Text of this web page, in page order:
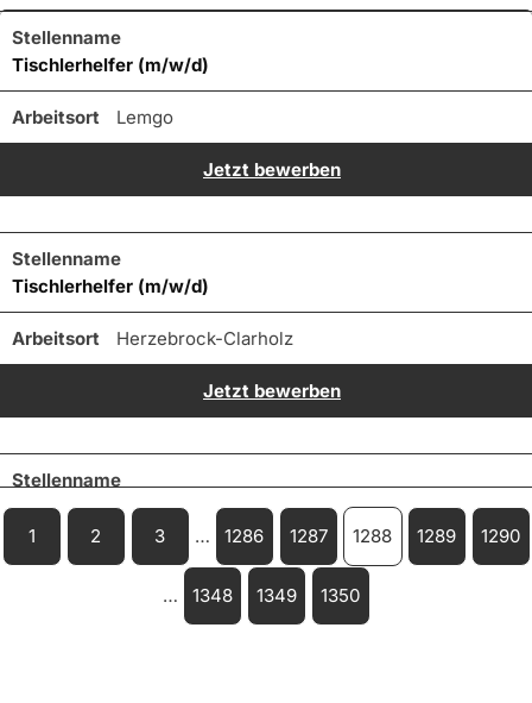
Tischlerhelfer (m/w/d)
Lemgo
Jetzt bewerben
Tischlerhelfer (m/w/d)
Herzebrock-Clarholz
Jetzt bewerben
Tischlerhelfer (m/w/d)
Melle
Jetzt bewerben
1 2 3 … 1286 1287 1288 1289 1290
… 1348 1349 1350